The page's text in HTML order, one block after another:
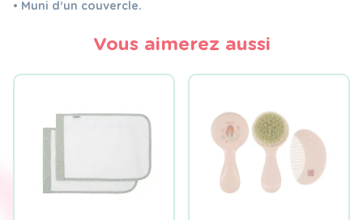
• Muni d’un couvercle.
Vous aimerez aussi